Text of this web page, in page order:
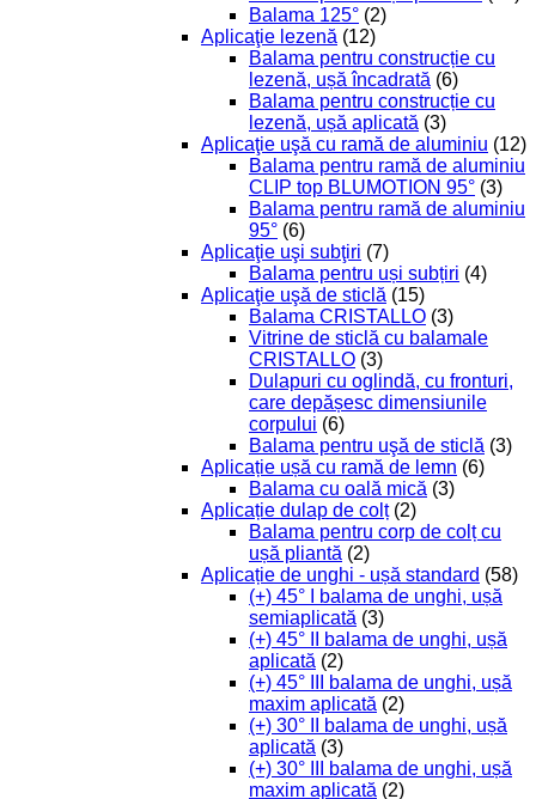
Balama 125° (2)
Aplicaţie lezenă (12)
Balama pentru construcție cu
lezenă, ușă încadrată (6)
Balama pentru construcție cu
lezenă, ușă aplicată (3)
Aplicaţie uşă cu ramă de aluminiu (12)
Balama pentru ramă de aluminiu
CLIP top BLUMOTION 95° (3)
Balama pentru ramă de aluminiu
95° (6)
Aplicaţie uşi subţiri (7)
Balama pentru uși subțiri (4)
Aplicaţie uşă de sticlă (15)
Balama CRISTALLO (3)
Vitrine de sticlă cu balamale
CRISTALLO (3)
Dulapuri cu oglindă, cu fronturi,
care depășesc dimensiunile
corpului (6)
Balama pentru uşă de sticlă (3)
Aplicație ușă cu ramă de lemn (6)
Balama cu oală mică (3)
Aplicație dulap de colț (2)
Balama pentru corp de colț cu
ușă pliantă (2)
Aplicație de unghi - ușă standard (58)
(+) 45° I balama de unghi, ușă
semiaplicată (3)
(+) 45° II balama de unghi, ușă
aplicată (2)
(+) 45° III balama de unghi, ușă
maxim aplicată (2)
(+) 30° II balama de unghi, ușă
aplicată (3)
(+) 30° III balama de unghi, ușă
maxim aplicată (2)